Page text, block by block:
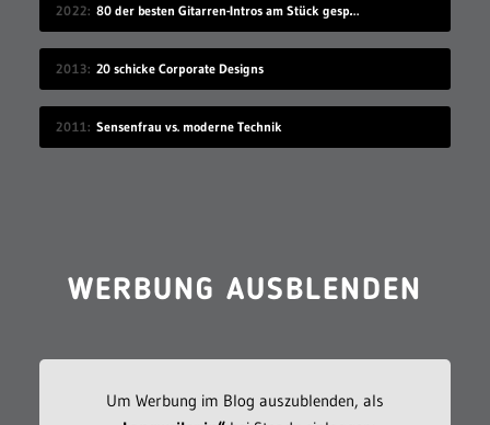
2022 80 der besten Gitarren-Intros am Stück gespielt
2013 20 schicke Corporate Designs
2011 Sensenfrau vs. moderne Technik
WERBUNG AUSBLENDEN
Um Werbung im Blog auszublenden, als